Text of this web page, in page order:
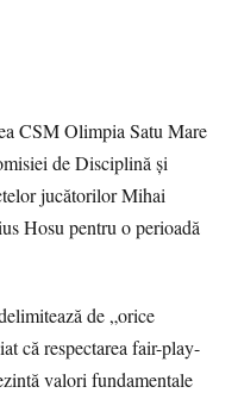
CSM Olimpia Satu Mare
de Disciplină și
jucătorilor Mihai
Hosu pentru o perioadă
de „orice
că respectarea fair-play-
valori fundamentale